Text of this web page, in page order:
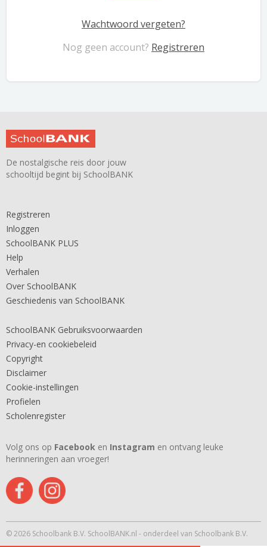
Wachtwoord vergeten?
Nog geen account? Registreren
De nostalgische reis door jouw
schooltijd begint bij SchoolBANK
Registreren
Inloggen
SchoolBANK PLUS
Help
Verhalen
Over SchoolBANK
Geschiedenis van SchoolBANK
SchoolBANK Gebruiksvoorwaarden
Privacy-en cookiebeleid
Copyright
Disclaimer
Cookie-instellingen
Profielen
Scholenregister
Volg ons op Facebook en Instagram en ontvang leuke
herinneringen aan vroeger!
© 2026 Schoolbank B.V. SchoolBANK.nl - onderdeel van Schoolbank B.V.